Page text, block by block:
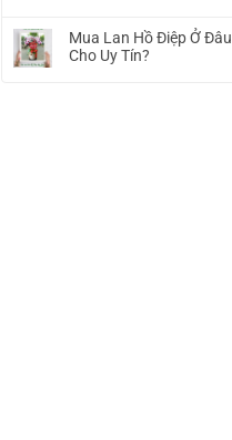
Mua Lan Hồ Điệp Ở Đâu
Cho Uy Tín?